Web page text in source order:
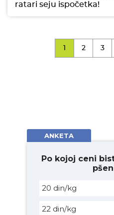
ratari seju ispočetka!
1 2 3
ANKETA
Po kojoj ceni
20 din/kg
22 din/kg